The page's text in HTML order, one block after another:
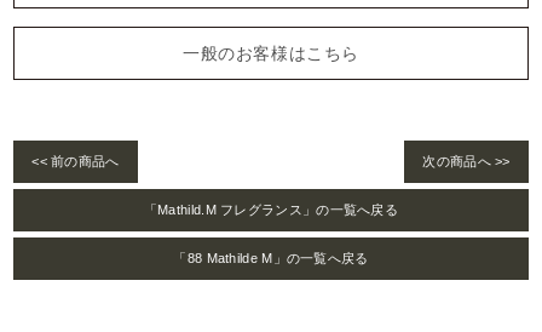
一般のお客様はこちら
<< 前の商品へ 次の商品へ >>
「Mathild.M フレグランス」の一覧へ戻る
「88 Mathilde M」の一覧へ戻る